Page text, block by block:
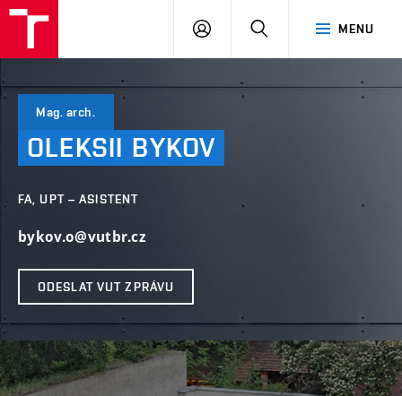
MENU
PŘIHLÁSIT
Mag. arch.
OLEKSII BYKOV
FA, UPT – ASISTENT
bykov.o@vutbr.cz
ODESLAT VUT ZPRÁVU